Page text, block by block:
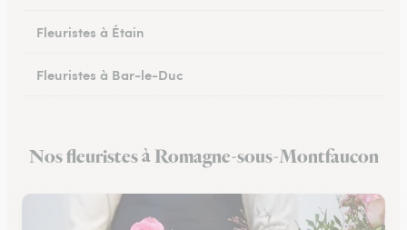
Fleuristes à Étain
Fleuristes à Bar-le-Duc
Fleuristes à Clermont-en-Argonne
Nos fleuristes à Romagne-sous-Montfaucon